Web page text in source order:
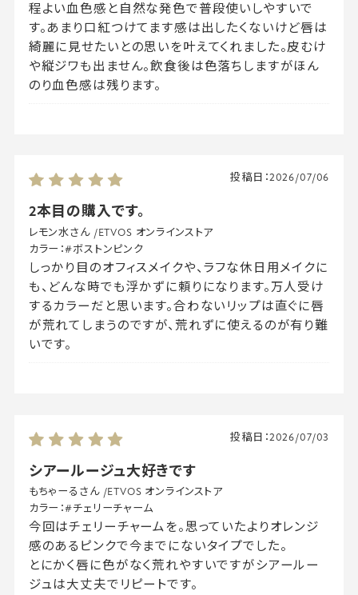
程よい血色感と自然な発色で普段使いしやすいで
す。あまり口紅つけてます感は出したくないけど唇は
綺麗に見せたいとの思いを叶えてくれました。皮むけ
や縦ジワも出ません。飲食後は色落ちしますがほん
のり血色感は残ります。
2本目の購入です。
投稿日：2026/07/06
レモン水さん /ETVOS オンラインストア
カラー：#ボストンピンク
しっかり目のオフィスメイクや、ラフな休日用メイクに
も、どんな時でも浮かずに頼りになります。万人受け
するカラーだと思います。合わないリップは直ぐに唇
が荒れてしまうのですが、荒れずに使えるのが有り難
いです。
シアールージュ大好きです
投稿日：2026/07/03
もちゃーるさん /ETVOS オンラインストア
カラー：#チェリーチャーム
今回はチェリーチャームを。思っていたよりオレンジ
感のあるピンクで今までにないタイプでした。
とにかく唇に色がなく荒れやすいですがシアールー
ジュは大丈夫でリピートです。